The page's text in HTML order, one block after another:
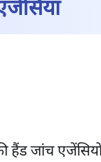
हैंड जांच